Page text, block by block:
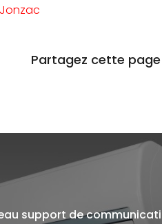
Jonzac
support de